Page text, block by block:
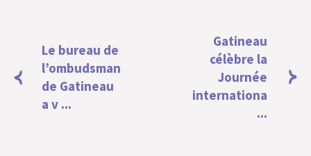
Le bureau de
l’ombudsman
de Gatineau
a v ...
Gatineau
célèbre la
Journée
internationa
...